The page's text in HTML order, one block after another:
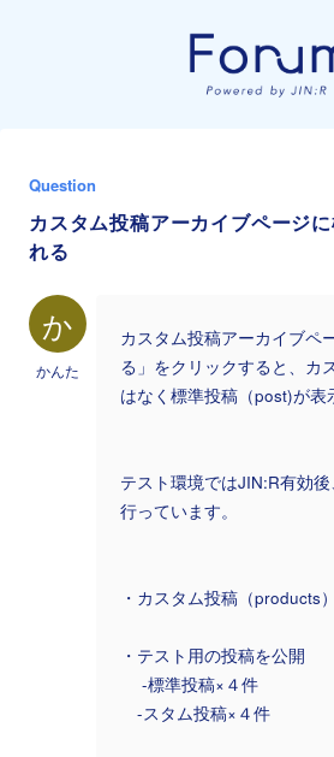
Question
カスタム投稿アーカイブページ
れる
か
かんた
カスタム投稿アーカイブペ
る」をクリックすると、カ
はなく標準投稿（post)が表
テスト環境ではJIN:R有効
行っています。
・カスタム投稿（products
・テスト用の投稿を公開
-標準投稿×４件
-スタム投稿×４件